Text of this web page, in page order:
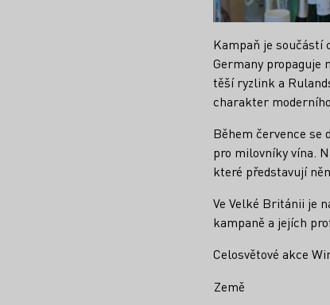
Kampaň je součástí
Germany propaguje
těší ryzlink a
charakter
Během července
pro milovníky vína.
které představují
Ve Velké Británii je
kampaně a jejích
Celosvětové akce
Země